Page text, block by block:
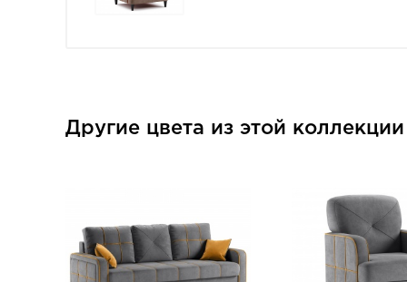
Другие цвета из этой